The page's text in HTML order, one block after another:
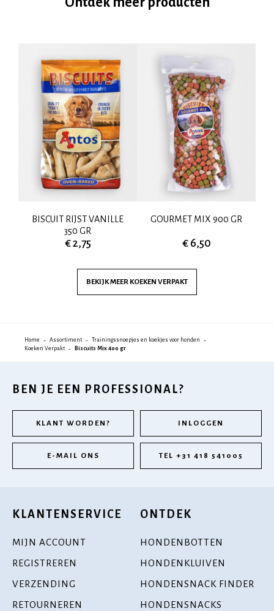
BISCUIT RIJST VANILLE
350 GR
€ 2,75
GOURMET MIX 900 GR
€ 6,50
BEKIJK MEER KOEKEN VERPAKT
Home Assortiment
Trainingssnoepjes en koekjes voor honden
Koeken Verpakt
Biscuits Mix 400 gr
BEN JE EEN PROFESSIONAL?
KLANT WORDEN? INLOGGEN
E-MAIL ONS TEL +31 418 541005
KLANTENSERVICE
MIJN ACCOUNT
REGISTREREN
VERZENDING
RETOURNEREN
ONTDEK
HONDENBOTTEN
HONDENKLUIVEN
HONDENSNACK FINDER
HONDENSNACKS